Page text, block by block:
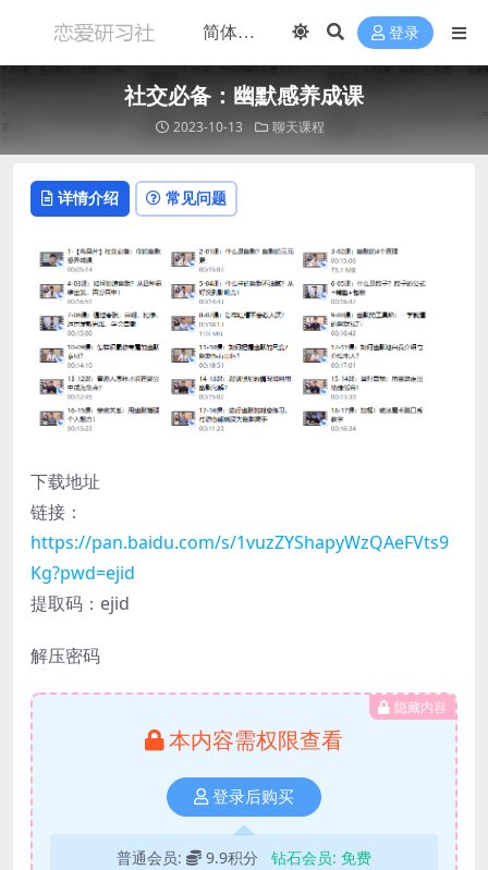
登录
社交必备：幽默感养成课
2023-10-13 聊天课程
详情介绍 常见问题
下载地址
链接：
https://pan.baidu.com/s/1vuzZYShapyWzQAeFVts9
Kg?pwd=ejid
提取码：ejid
解压密码
隐藏内容
本内容需权限查看
登录后购买
普通会员: 9.9积分 钻石会员: 免费